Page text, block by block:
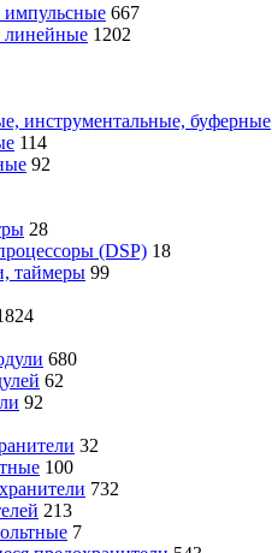
импульсные 667
линейные 1202
инструментальные, буферные
114
92
28
(DSP) 18
таймеры 99
680
62
92
32
100
732
213
7